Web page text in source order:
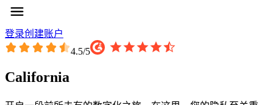
登录创建账户
4.5/5
California